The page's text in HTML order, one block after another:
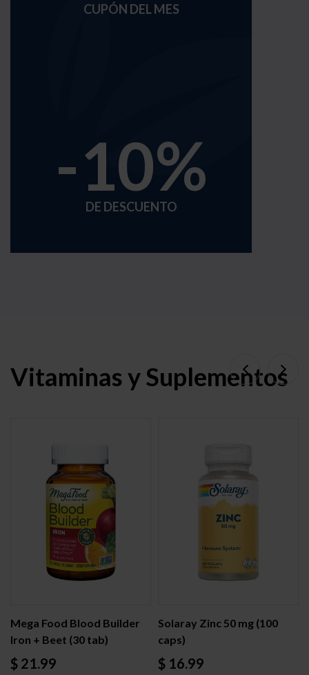
CUPÓN DEL MES
-10%
DE DESCUENTO
Vitaminas y Suplementos
Mega Food Blood Builder
Iron + Beet (30 tab)
Precio
$ 21.99
Solaray Zinc 50 mg (100
caps)
Precio
$ 16.99